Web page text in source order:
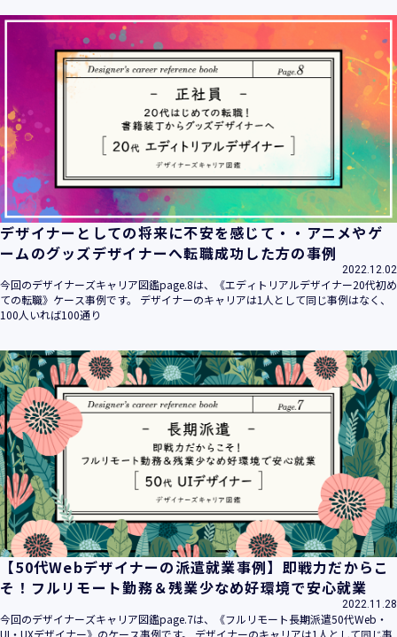
当社は個人情報の取扱いに関する法令、国が定める指針その
他の規範を遵守致します。
当社は個人情報の漏えい、滅失、き損などのリスクに対して
は、合理的な安全対策を講じて防止する規程、体制を構築
し、継続的に向上させていきます。また、万一の際には速や
かに是正措置を講じます。
当社は個人情報取扱いに関する苦情及び相談に対しては、迅
速かつ誠実に対応致します。
個人情報保護マネジメントシステムは、当社を取り巻く環境
の変化と実情を踏まえ、適時・適切に見直して継続的に改善
をはかっていきます。
個人情報保護方針に関するお問合せ先 兼 個人情報に関する苦
情・相談窓口
株式会社 ユウクリ 個人情報保護管理責任者 安部 洋平
〒151-0073 東京都渋谷区笹塚1-55-7 マルエスファーストビ
ル 7F
info@y-create.co.jp
電話番号：03-6712-7970（土日休日を除く9:00～18:00）
平成16年 2月 1日
平成21年 3月23日 改訂
平成23年 4月 1日 改訂
平成26年 9月10日 改訂
平成27年 6月24日 改訂
平成28年11月 1日 改訂
平成30年 7月 1日 改訂
令和6年 5月 1日 改訂
令和7年 2月17日 改訂
株式会社ユウクリ（以下「当社」といいます。）が取得する
デザイナーとしての将来に不安を感じて・・アニメやゲ
ームのグッズデザイナーへ転職成功した方の事例
2022.12.02
今回のデザイナーズキャリア図鑑page.8は、《エディトリアルデザイナー20代初め
ての転職》ケース事例です。 デザイナーのキャリアは1人として同じ事例はなく、
100人いれば100通り
【50代Webデザイナーの派遣就業事例】即戦力だからこ
そ！フルリモート勤務＆残業少なめ好環境で安心就業
2022.11.28
今回のデザイナーズキャリア図鑑page.7は、《フルリモート長期派遣50代Web・